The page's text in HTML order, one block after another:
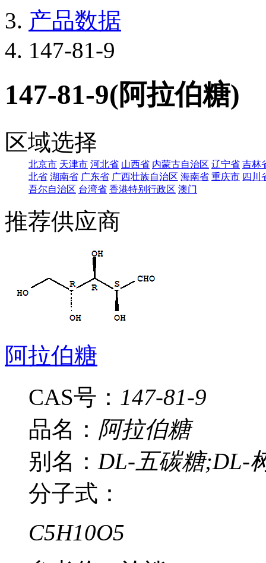
产品数据
147-81-9
147-81-9(阿拉伯糖)
区域选择
北京市 天津市 河北省 山西省 内蒙古自治区 辽宁省 吉林
北省 湖南省 广东省 广西壮族自治区 海南省 重庆市 四川
吾尔自治区 台湾省 香港特别行政区 澳门
推荐供应商
阿拉伯糖
CAS号： 147-81-9
品名： 阿拉伯糖
别名： DL-五碳糖;DL-
分子式：
C5H10O5